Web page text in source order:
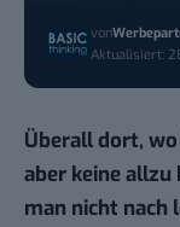
von
Aktualisiert:
Überall dort,
aber keine allzu
man nicht nach